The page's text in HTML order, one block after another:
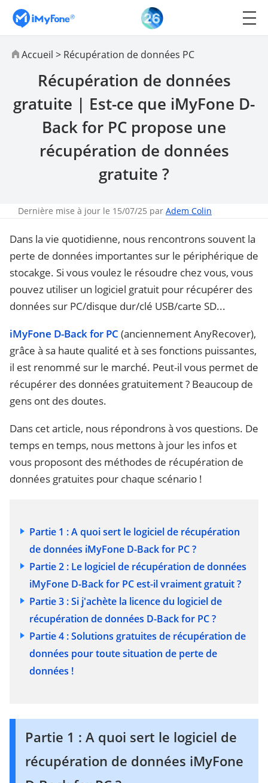
Accueil > Récupération de données PC
Récupération de données
gratuite | Est-ce que iMyFone D-
Back for PC propose une
récupération de données
gratuite ?
Dernière mise à jour le 15/07/25 par Adem Colin
Dans la vie quotidienne, nous rencontrons souvent la
perte de données importantes sur le périphérique de
stocakge. Si vous voulez le résoudre chez vous, vous
pouvez utiliser un logiciel gratuit pour récupérer des
données sur PC/disque dur/clé USB/carte SD...
iMyFone D-Back for PC (anciennement AnyRecover),
grâce à sa haute qualité et à ses fonctions puissantes,
il est renommé sur le marché. Peut-il vous permet de
récupérer des données gratuitement ? Beaucoup de
gens ont des doutes.
Dans cet article, nous répondrons à vos questions. De
temps en temps, nous mettons à jour les infos et
vous proposont des méthodes de récupération de
données gratuites pour chaque scénario !
Partie 1 : A quoi sert le logiciel de récupération
de données iMyFone D-Back for PC ?
Partie 2 : Le logiciel de récupération de données
iMyFone D-Back for PC est-il vraiment gratuit ?
Partie 3 : Si j'achète la licence du logiciel de
récupération de données D-Back for PC ?
Partie 4 : Solutions gratuites de récupération de
données pour toute situation de perte de
données !
Partie 1 : A quoi sert le logiciel de
récupération de données iMyFone